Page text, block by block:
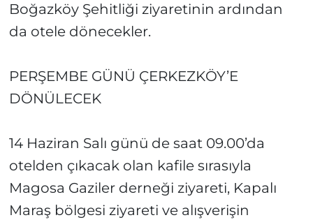
Boğazköy Şehitliği ziyaretinin ardından
da otele dönecekler.
PERŞEMBE GÜNÜ ÇERKEZKÖY’E
DÖNÜLECEK
14 Haziran Salı günü de saat 09.00’da
otelden çıkacak olan kafile sırasıyla
Magosa Gaziler derneği ziyareti, Kapalı
Maraş bölgesi ziyareti ve alışverişin